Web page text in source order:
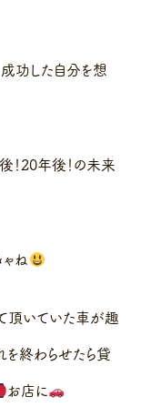
功した自分を想
！20年後！の未来
ね
頂いていた車が趣
終わらせたら貸
お店に